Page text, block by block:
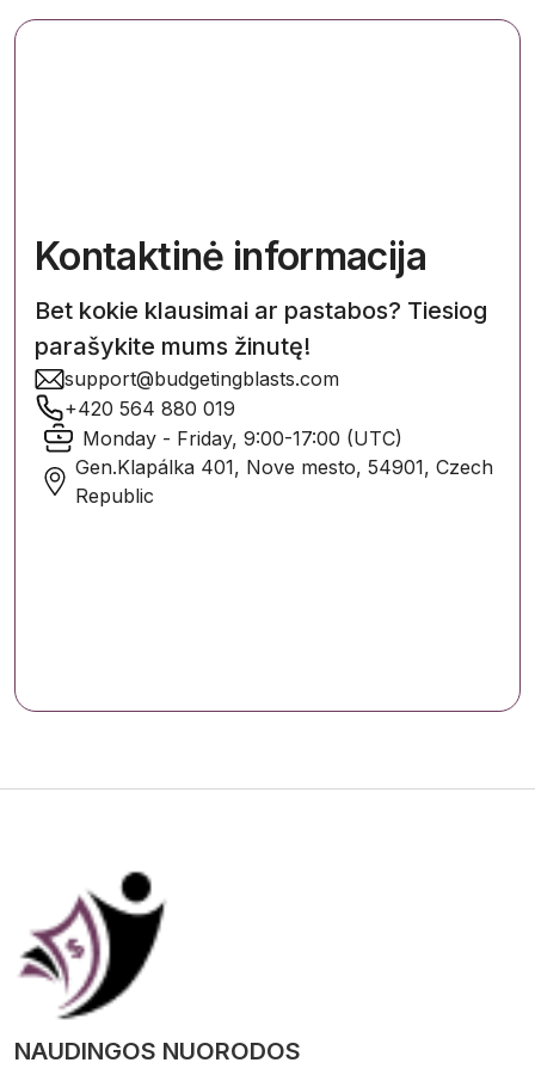
Kontaktinė informacija
Bet kokie klausimai ar pastabos? Tiesiog
parašykite mums žinutę!
support@budgetingblasts.com
+420 564 880 019
Monday - Friday, 9:00-17:00 (UTC)
Gen.Klapálka 401, Nove mesto, 54901, Czech
Republic
NAUDINGOS NUORODOS